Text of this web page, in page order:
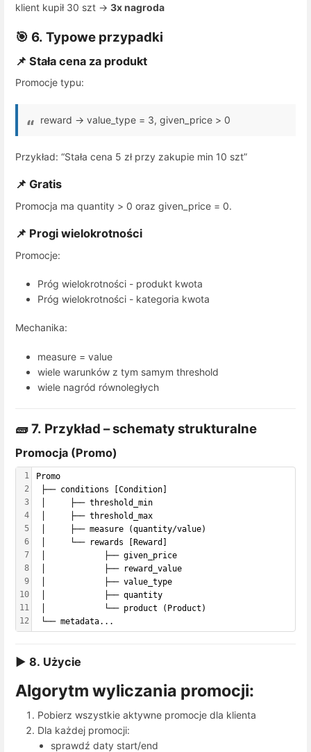
klient kupił 30 szt → 3x nagroda
🎯 6. Typowe przypadki
📌 Stała cena za produkt
Promocje typu:
reward → value_type = 3, given_price > 0
Przykład: “Stała cena 5 zł przy zakupie min 10 szt”
📌 Gratis
Promocja ma quantity > 0 oraz given_price = 0.
📌 Progi wielokrotności
Promocje:
Próg wielokrotności - produkt kwota
Próg wielokrotności - kategoria kwota
Mechanika:
measure = value
wiele warunków z tym samym threshold
wiele nagród równoległych
🧱 7. Przykład – schematy strukturalne
Promocja (Promo)
1
2
3
4
5
6
7
8
9
10
11
12
Promo
├── conditions [Condition]
│     ├── threshold_min
│     ├── threshold_max
│     ├── measure (quantity/value)
│     └── rewards [Reward]
│            ├── given_price
│            ├── reward_value
│            ├── value_type
│            ├── quantity
│            └── product (Product)
└── metadata...
▶ 8. Użycie
Algorytm wyliczania promocji:
Pobierz wszystkie aktywne promocje dla klienta
Dla każdej promocji:
sprawdź daty start/end